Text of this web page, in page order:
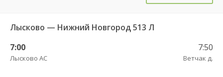
Лысково — Нижний Новгород 513 Л
7:00
Лысково АС
7:50
Ветчак д.